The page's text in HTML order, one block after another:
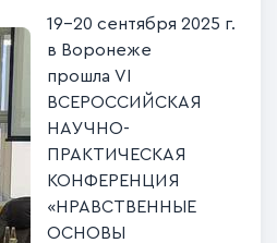
19-20 сентября 2025 г.
в Воронеже
прошла VI
ВСЕРОССИЙСКАЯ
НАУЧНО-
ПРАКТИЧЕСКАЯ
КОНФЕРЕНЦИЯ
«НРАВСТВЕННЫЕ
ОСНОВЫ